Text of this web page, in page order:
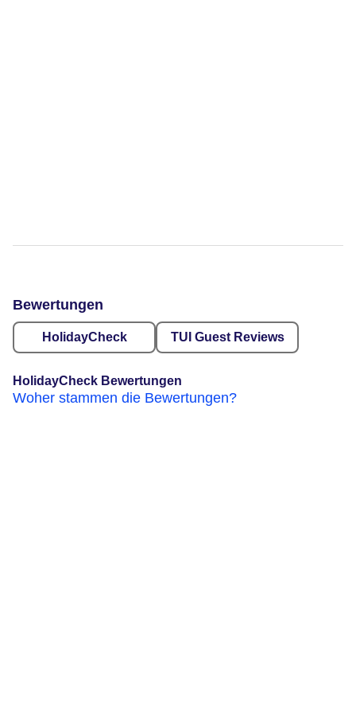
Bewertungen
HolidayCheck TUI Guest Reviews
HolidayCheck Bewertungen
Woher stammen die Bewertungen?